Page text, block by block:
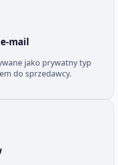
mail
jako prywatny typ
do sprzedawcy.